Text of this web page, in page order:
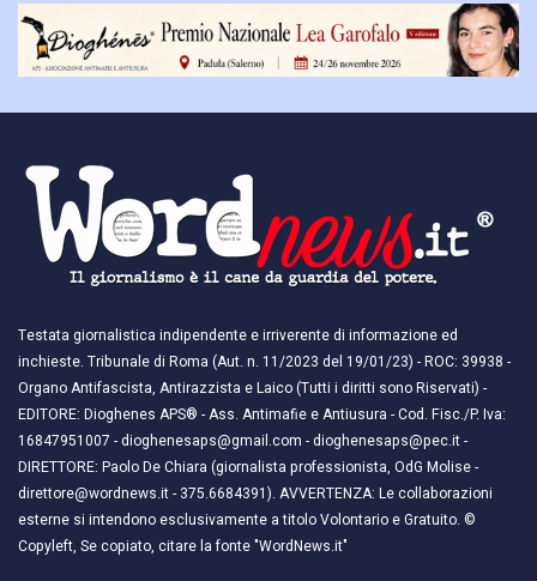
Testata giornalistica indipendente e irriverente di informazione ed
inchieste. Tribunale di Roma (Aut. n. 11/2023 del 19/01/23) - ROC: 39938 -
Organo Antifascista, Antirazzista e Laico (Tutti i diritti sono Riservati) -
EDITORE: Dioghenes APS® - Ass. Antimafie e Antiusura - Cod. Fisc./P. Iva:
16847951007 - dioghenesaps@gmail.com - dioghenesaps@pec.it - ​​
DIRETTORE: Paolo De Chiara (giornalista professionista, OdG Molise -
direttore@wordnews.it - ​​375.6684391). AVVERTENZA: Le collaborazioni
esterne si intendono esclusivamente a titolo Volontario e Gratuito. ©
Copyleft, Se copiato, citare la fonte "WordNews.it"